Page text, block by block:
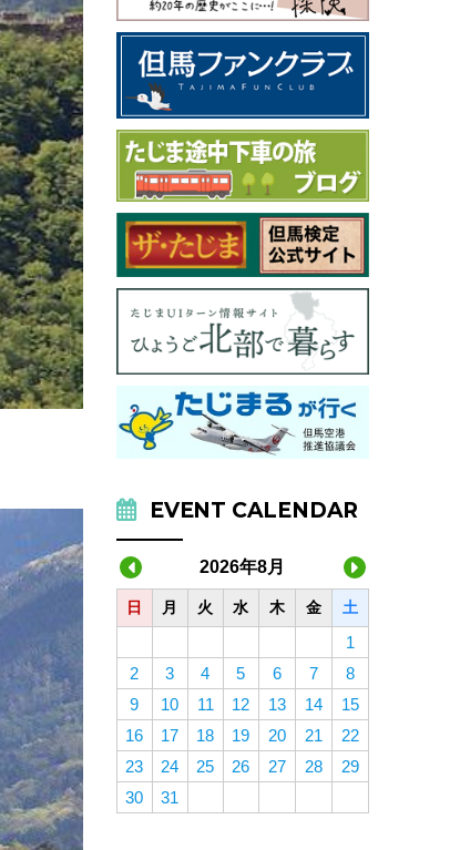
EVENT CALENDAR
2026年8月
日 月 火 水 木 金 土
1
2
3 4 5 6 7
8
9
10 11 12 13 14
15
16
17 18 19 20 21
22
23
24 25 26 27 28
29
30
31